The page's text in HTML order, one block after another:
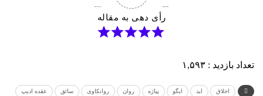
رأی دهی به مقاله
تعداد بازدید : ۱,۵۹۳
اخلاق اید ایگو پیاژه روان روانکاوی سائق عقده ادیپ